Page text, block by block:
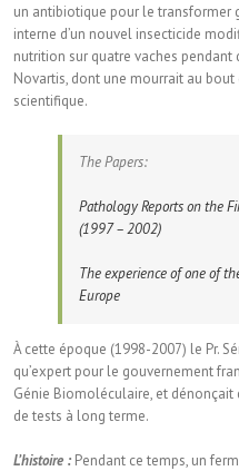
un antibiotique pour le transformer
interne d’un nouvel insecticide
nutrition sur quatre vaches
Novartis, dont une mourrait au bout
scientifique.
The Papers:
Pathology Reports on the
(1997 – 2002)
The experience of one of
Europe
À cette époque (1998-2007) le Pr.
qu’expert pour le gouvernement
Génie Biomoléculaire, et dénonçait
de tests à long terme.
L’histoire : Pendant ce temps, un